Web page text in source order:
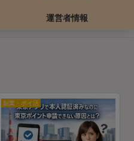
運営者情報
副業・ポイ活